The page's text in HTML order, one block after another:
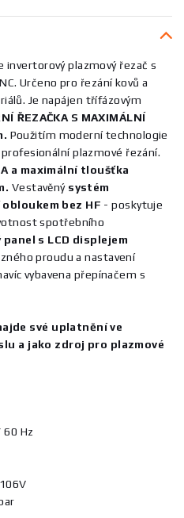
invertorový plazmový řezač s
Určeno pro řezání kovů a
Je napájen třífázovým
ŘEZAČKA S MAXIMÁLNÍ
Použitím moderní technologie
plazmové řezání.
a maximální tloušťka
Vestavěný systém
bez HF - poskytuje
spotřebního
s LCD displejem
proudu a nastavení
vybavena přepínačem s
své uplatnění ve
a jako zdroj pro plazmové
60 Hz